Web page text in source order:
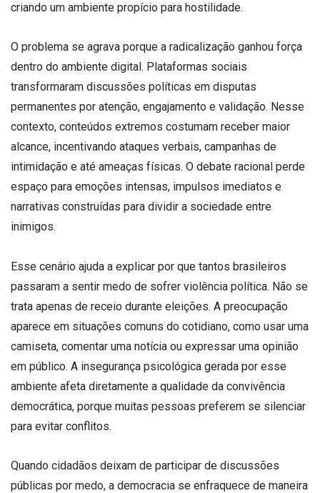
criando um ambiente propício para hostilidade.
O problema se agrava porque a radicalização ganhou força
dentro do ambiente digital. Plataformas sociais
transformaram discussões políticas em disputas
permanentes por atenção, engajamento e validação. Nesse
contexto, conteúdos extremos costumam receber maior
alcance, incentivando ataques verbais, campanhas de
intimidação e até ameaças físicas. O debate racional perde
espaço para emoções intensas, impulsos imediatos e
narrativas construídas para dividir a sociedade entre
inimigos.
Esse cenário ajuda a explicar por que tantos brasileiros
passaram a sentir medo de sofrer violência política. Não se
trata apenas de receio durante eleições. A preocupação
aparece em situações comuns do cotidiano, como usar uma
camiseta, comentar uma notícia ou expressar uma opinião
em público. A insegurança psicológica gerada por esse
ambiente afeta diretamente a qualidade da convivência
democrática, porque muitas pessoas preferem se silenciar
para evitar conflitos.
Quando cidadãos deixam de participar de discussões
públicas por medo, a democracia se enfraquece de maneira